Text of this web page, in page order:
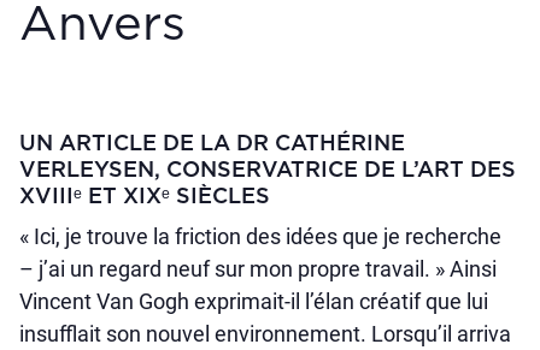
Anvers
UN ARTICLE DE LA DR CATHÉRINE
VERLEYSEN, CONSERVATRICE DE L’ART DES
XVIIIᵉ ET XIXᵉ SIÈCLES
« Ici, je trouve la friction des idées que je recherche
– j’ai un regard neuf sur mon propre travail. » Ainsi
Vincent Van Gogh exprimait-il l’élan créatif que lui
insufflait son nouvel environnement. Lorsqu’il arriva